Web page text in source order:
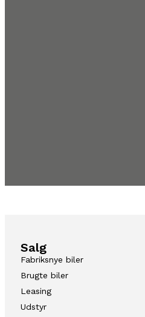
Salg
Fabriksnye biler
Brugte biler
Leasing
Udstyr